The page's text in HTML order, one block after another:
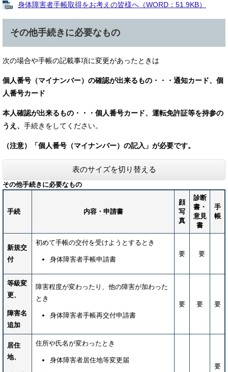
身体障害者手帳取得をお考えの皆様へ（WORD：51.9KB）
その他手続きに必要なもの
次の場合や手帳の記載事項に変更があったときは
個人番号（マイナンバー）の確認が出来るもの・・・ 通知カード、個
人番号カード
本人確認が出来るもの・・・個人番号カード、運転免許証等を持参の
うえ、 手続きをしてください。
（注意）「個人番号（マイナンバー）の記入」が必要です。
表のサイズを切り替える
その他手続きに必要なもの
手続 内容・申請書
顔
写
真
診断
書・
意見
書
手
帳
新規交
付
初めて手帳の交付を受けようとするとき
身体障害者手帳申請書
要 要
等級変
更、
障害名
追加
障害程度が変わったり、他の障害が加わった
とき
身体障害者手帳再交付申請書
要 要 要
居住
地、
住所や氏名が変わったとき
身体障害者居住地等変更届
要